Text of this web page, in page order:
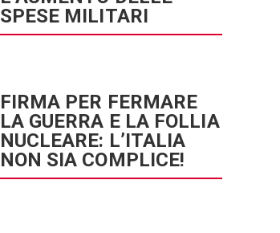
SPESE MILITARI
FIRMA PER FERMARE
LA GUERRA E LA FOLLIA
NUCLEARE: L’ITALIA
NON SIA COMPLICE!